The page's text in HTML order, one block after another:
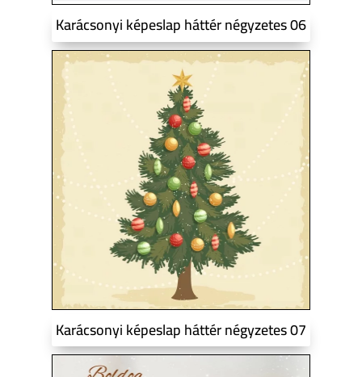
Karácsonyi képeslap háttér négyzetes 06
Karácsonyi képeslap háttér négyzetes 07